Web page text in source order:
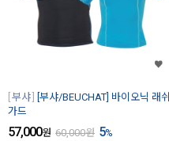
부샤
[부샤/BEUCHAT] 바이오닉 래쉬
가드
57,000원 60,000원 5%